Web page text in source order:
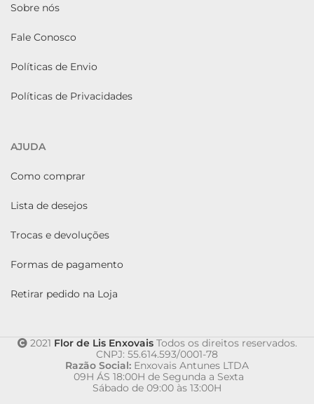
Sobre nós
Fale Conosco
Políticas de Envio
Políticas de Privacidades
AJUDA
Como comprar
Lista de desejos
Trocas e devoluções
Formas de pagamento
Retirar pedido na Loja
2021 Flor de Lis EnxovaisTodos os direitos reservados.
CNPJ: 55.614.593/0001-78
Razão Social: Enxovais Antunes LTDA
09H ÁS 18:00H de Segunda a Sexta
Sábado de 09:00 às 13:00H